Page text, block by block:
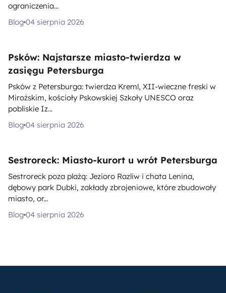
ograniczenia...
Blog 04 sierpnia 2026
Psków: Najstarsze miasto-twierdza w
zasięgu Petersburga
Psków z Petersburga: twierdza Kreml, XII-wieczne freski w
Mirożskim, kościoły Pskowskiej Szkoły UNESCO oraz
pobliskie Iz...
Blog 04 sierpnia 2026
Sestroreck: Miasto-kurort u wrót Petersburga
Sestroreck poza plażą: Jezioro Razliw i chata Lenina,
dębowy park Dubki, zakłady zbrojeniowe, które zbudowały
miasto, or...
Blog 04 sierpnia 2026